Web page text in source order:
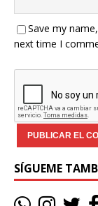
Save my
next time I
SÍGUEME